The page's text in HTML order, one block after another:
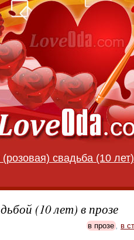
свадьба (10 лет)
(10 лет) в прозе
в прозе , в